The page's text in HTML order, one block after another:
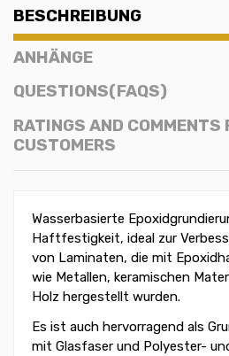
BESCHREIBUNG
ANHÄNGE
QUESTIONS(FAQS)
RATINGS AND COMMENTS
CUSTOMERS
Wasserbasierte
Haftfestigkeit, ideal zur
von Laminaten, die mit
wie Metallen, keramischen
Holz hergestellt wurden.
Es ist auch hervorragend als
mit Glasfaser und Polyester-